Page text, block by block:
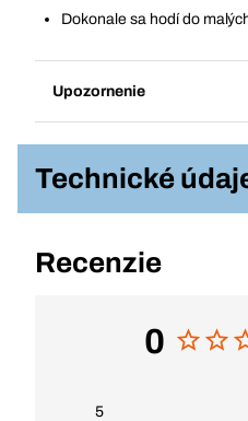
Dokonale sa hodí do
Upozornenie
Technické
Recenzie
0
5